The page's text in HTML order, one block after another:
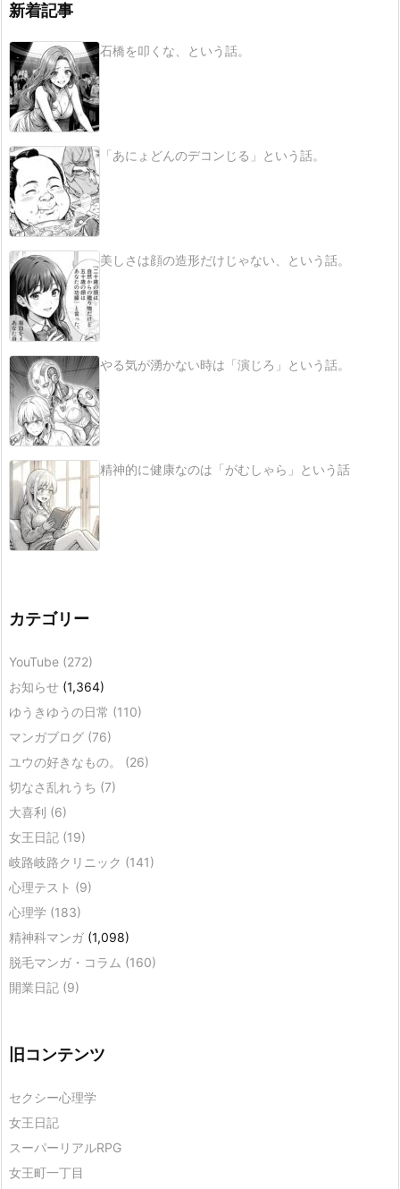
新着記事
石橋を叩くな、という話。
「あにょどんのデコンじる」という話。
美しさは顔の造形だけじゃない、という話。
やる気が湧かない時は「演じろ」という話。
精神的に健康なのは「がむしゃら」という話
カテゴリー
YouTube (272)
お知らせ (1,364)
ゆうきゆうの日常 (110)
マンガブログ (76)
ユウの好きなもの。 (26)
切なさ乱れうち (7)
大喜利 (6)
女王日記 (19)
岐路岐路クリニック (141)
心理テスト (9)
心理学 (183)
精神科マンガ (1,098)
脱毛マンガ・コラム (160)
開業日記 (9)
旧コンテンツ
セクシー心理学
女王日記
スーパーリアルRPG
女王町一丁目